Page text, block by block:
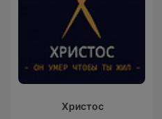
Христос